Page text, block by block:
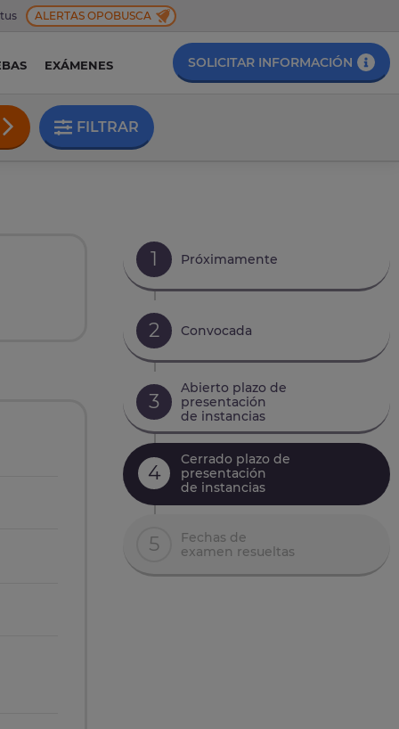
ALERTAS OPOBUSCA
EXÁMENES SOLICITAR INFORMACIÓN
FILTRAR
1 Próximamente
2 Convocada
3
Abierto plazo de
presentación
de instancias
4
Cerrado plazo de
presentación
de instancias
5
Fechas de
examen resueltas